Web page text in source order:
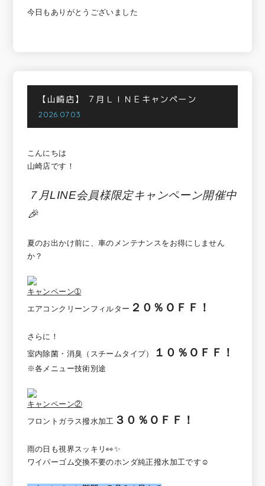
今日もありがとうございました
【山崎店】 ７月ＬＩＮＥキャンペーン
2026.07.03
こんにちは
山崎店です！
７月LINE会員様限定キャンペーン開催中
🎉
夏のお出かけ前に、車のメンテナンスをお得にしません
か？
キャンペーン➀
エアコンクリーンフィルター ２０％ＯＦＦ ！
さらに！
室内除菌・消臭（スチームタイプ）
１０％ＯＦＦ ！
※各メニュー技術別途
キャンペーン②
フロントガラス撥水加工 ３０％ＯＦＦ ！
雨の日も視界スッキリ👀✨
ワイパーゴム交換不要のホンダ純正撥水加工です☺️